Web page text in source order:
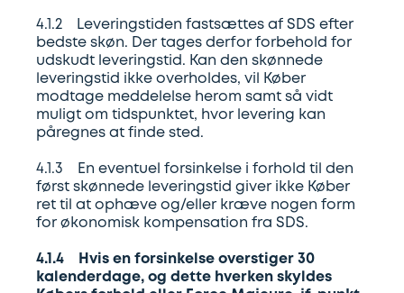
4.1.2 Leveringstiden fastsættes af SDS efter
bedste skøn. Der tages derfor forbehold for
udskudt leveringstid. Kan den skønnede
leveringstid ikke overholdes, vil Køber
modtage meddelelse herom samt så vidt
muligt om tidspunktet, hvor levering kan
påregnes at finde sted.
4.1.3 En eventuel forsinkelse i forhold til den
først skønnede leveringstid giver ikke Køber
ret til at ophæve og/eller kræve nogen form
for økonomisk kompensation fra SDS.
4.1.4 Hvis en forsinkelse overstiger 30
kalenderdage, og dette hverken skyldes